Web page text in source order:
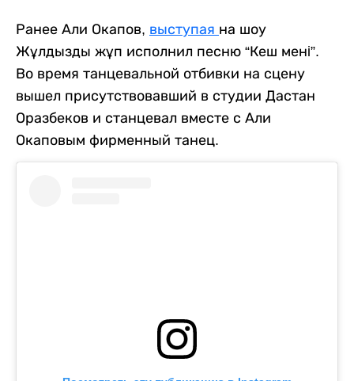
Ранее Али Окапов, выступая на шоу
Жұлдызды жұп исполнил песню “Кеш менi”.
Во время танцевальной отбивки на сцену
вышел присутствовавший в студии Дастан
Оразбеков и станцевал вместе с Али
Окаповым фирменный танец.